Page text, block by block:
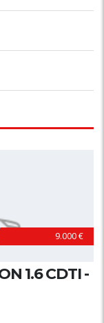
9.000 €
1.6 CDTI -